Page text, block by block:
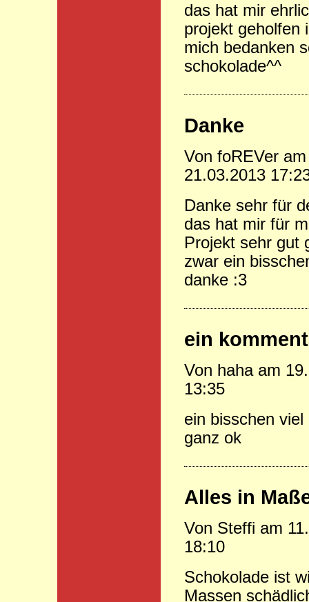
das hat mir
projekt geholfen
mich bedanken
schokolade^^
Danke
Von foREVer am
21.03.2013
Danke sehr für
das hat mir für
Projekt sehr gut
zwar ein
danke :3
ein
Von haha am
13:35
ein bisschen viel
ganz ok
Alles in
Von Steffi am
18:10
Schokolade ist
Massen